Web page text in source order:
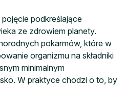
podkreślające
ze zdrowiem planety.
pokarmów, które w
organizmu na składniki
minimalnym
W praktyce chodzi o to, by